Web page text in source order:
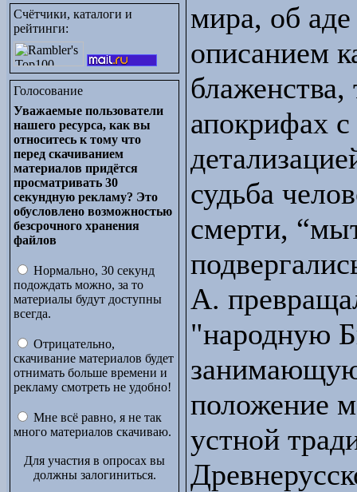
Счётчики, каталоги и
рейтинги:
Голосование
Уважаемые пользователи
нашего ресурса, как вы
относитесь к тому что
перед скачиванием
материалов придётся
просматривать 30
секундную рекламу? Это
обусловлено возможностью
безсрочного хранения
файлов
Нормально, 30 секунд
подождать можно, за то
материалы будут доступны
всегда.
Отрицательно,
скачивание материалов будет
отнимать больше времени и
рекламу смотреть не удобно!
Мне всё равно, я не так
много материалов скачиваю.
Для участия в опросах вы
должны залогиниться.
мира, об
описанием
апокрифах
судьба
смерти,
А.
"народную
положение
устной